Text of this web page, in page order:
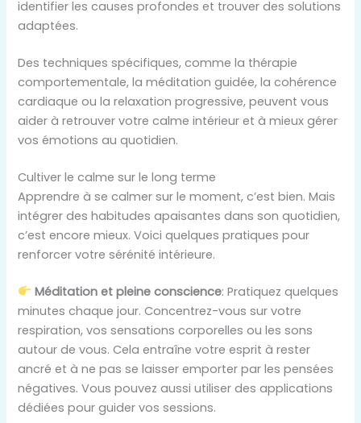
identifier les causes profondes et trouver des solutions
adaptées.
Des techniques spécifiques, comme la thérapie
comportementale, la méditation guidée, la cohérence
cardiaque ou la relaxation progressive, peuvent vous
aider à retrouver votre calme intérieur et à mieux gérer
vos émotions au quotidien.
Cultiver le calme sur le long terme
Apprendre à se calmer sur le moment, c’est bien. Mais
intégrer des habitudes apaisantes dans son quotidien,
c’est encore mieux. Voici quelques pratiques pour
renforcer votre sérénité intérieure.
Méditation et pleine conscience: Pratiquez quelques
minutes chaque jour. Concentrez-vous sur votre
respiration, vos sensations corporelles ou les sons
autour de vous. Cela entraîne votre esprit à rester
ancré et à ne pas se laisser emporter par les pensées
négatives. Vous pouvez aussi utiliser des applications
dédiées pour guider vos sessions.